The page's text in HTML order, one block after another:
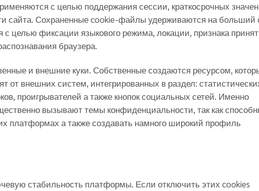
с целью поддержания сессии, краткосрочных
сайта. Сохраненные cookie-файлы удерживаются на больший
с целью фиксации языкового режима, локации, признака
браузера.
и внешние куки. Собственные создаются ресурсом,
от внешних систем, интегрированных в раздел:
проигрывателей а также кнопок социальных сетей. Именно
вызывают темы конфиденциальности, так как
платформах а также создавать намного широкий профиль
стабильность платформы. Если отключить этих cookies